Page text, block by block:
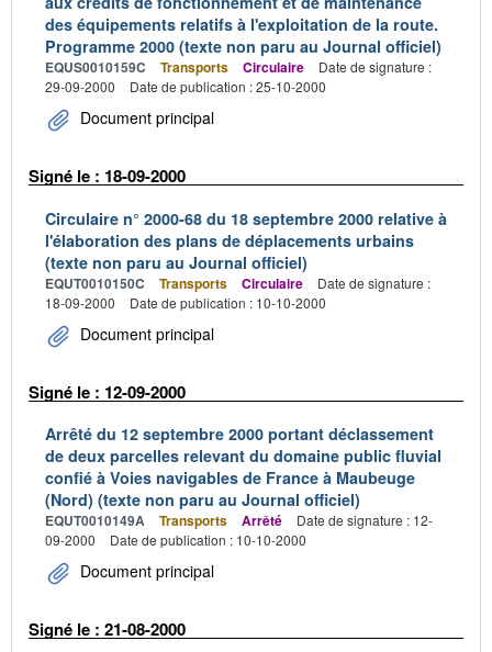
des équipements relatifs à l'exploitation de la route.
Programme 2000 (texte non paru au Journal officiel)
EQUS0010159C Transports Circulaire
Date de signature :
29-09-2000
Date de publication : 25-10-2000
Document principal
Signé le : 18-09-2000
Circulaire n° 2000-68 du 18 septembre 2000 relative à
l'élaboration des plans de déplacements urbains
(texte non paru au Journal officiel)
EQUT0010150C Transports Circulaire
Date de signature :
18-09-2000
Date de publication : 10-10-2000
Document principal
Signé le : 12-09-2000
Arrêté du 12 septembre 2000 portant déclassement
de deux parcelles relevant du domaine public fluvial
confié à Voies navigables de France à Maubeuge
(Nord) (texte non paru au Journal officiel)
EQUT0010149A Transports Arrêté
Date de signature : 12-
09-2000
Date de publication : 10-10-2000
Document principal
Signé le : 21-08-2000